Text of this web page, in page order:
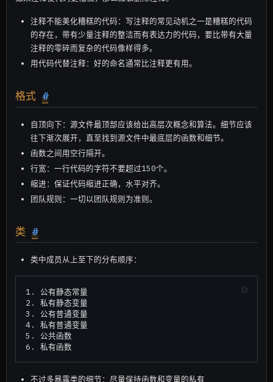
注释不能美化糟糕的代码：写注释的常见动机之一是糟糕的代码
的存在，带有少量注释的整洁而有表达力的代码，要比带有大量
注释的零碎而复杂的代码像样得多。
用代码代替注释：好的命名通常比注释更有用。
格式 #
自顶向下：源文件最顶部应该给出高层次概念和算法。细节应该
往下渐次展开，直至找到源文件中最底层的函数和细节。
函数之间用空行隔开。
行宽：一行代码的字符不要超过150个。
缩进：保证代码缩进正确，水平对齐。
团队规则：一切以团队规则为准则。
类 #
类中成员从上至下的分布顺序：
1. 公有静态常量
2. 私有静态变量
3. 公有普通变量
4. 私有普通变量
5. 公共函数
不过多暴露类的细节：尽量保持函数和变量的私有